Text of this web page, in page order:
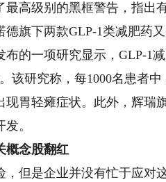
高级别的黑框警告，指出
下两款GLP-1类减肥药又
布的一项研究显示，GLP-1
该研究称，每1000名患者
现胃轻瘫症状。此外，辉瑞
。
念股翻红
是企业并没有忙于应对这